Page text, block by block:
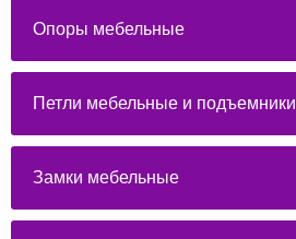
Опоры мебельные
Петли мебельные и подъемники
Замки мебельные